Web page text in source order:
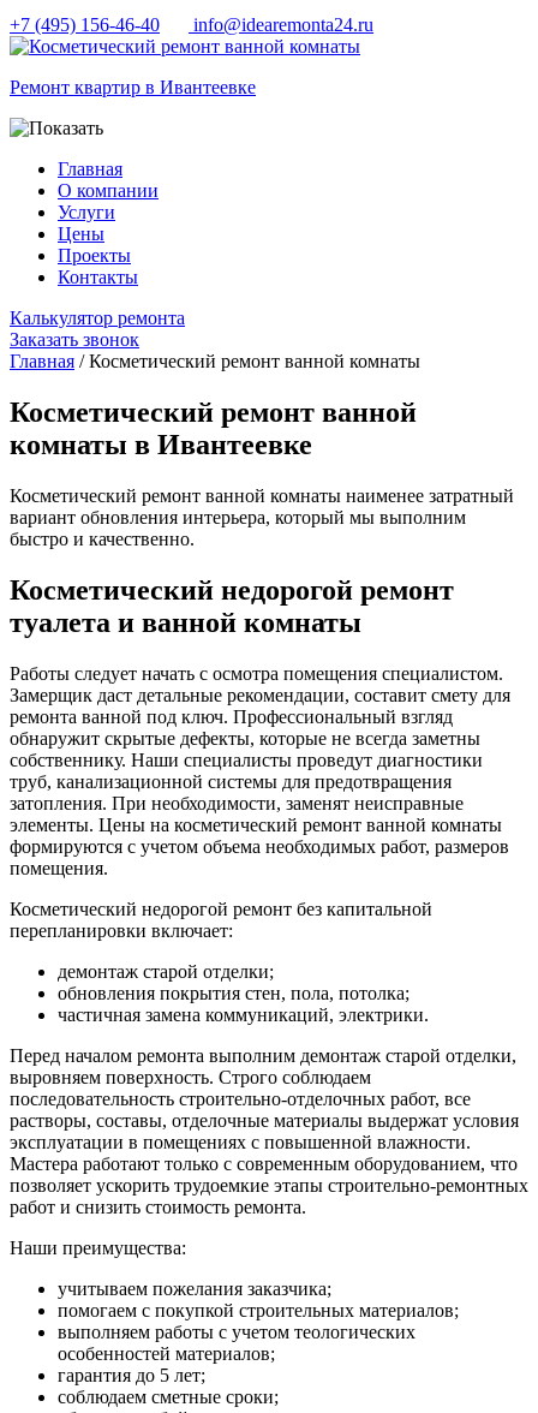
+7 (495) 156-46-40 info@idearemonta24.ru
Ремонт квартир в Ивантеевке
Главная
О компании
Услуги
Цены
Проекты
Контакты
Калькулятор ремонта
Заказать звонок
Главная / Косметический ремонт ванной комнаты
Косметический ремонт ванной
комнаты в Ивантеевке
Косметический ремонт ванной комнаты наименее затратный
вариант обновления интерьера, который мы выполним
быстро и качественно.
Косметический недорогой ремонт
туалета и ванной комнаты
Работы следует начать с осмотра помещения специалистом.
Замерщик даст детальные рекомендации, составит смету для
ремонта ванной под ключ. Профессиональный взгляд
обнаружит скрытые дефекты, которые не всегда заметны
собственнику. Наши специалисты проведут диагностики
труб, канализационной системы для предотвращения
затопления. При необходимости, заменят неисправные
элементы. Цены на косметический ремонт ванной комнаты
формируются с учетом объема необходимых работ, размеров
помещения.
Косметический недорогой ремонт без капитальной
перепланировки включает:
демонтаж старой отделки;
обновления покрытия стен, пола, потолка;
частичная замена коммуникаций, электрики.
Перед началом ремонта выполним демонтаж старой отделки,
выровняем поверхность. Строго соблюдаем
последовательность строительно-отделочных работ, все
растворы, составы, отделочные материалы выдержат условия
эксплуатации в помещениях с повышенной влажности.
Мастера работают только с современным оборудованием, что
позволяет ускорить трудоемкие этапы строительно-ремонтных
работ и снизить стоимость ремонта.
Наши преимущества:
учитываем пожелания заказчика;
помогаем с покупкой строительных материалов;
выполняем работы с учетом теологических
особенностей материалов;
гарантия до 5 лет;
соблюдаем сметные сроки;